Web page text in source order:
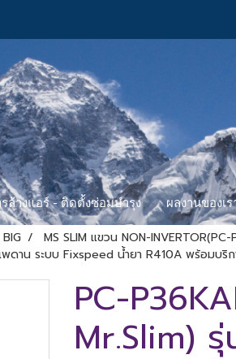
ล้างแอร์ - ติดตั้งซ่อมบำรุง ผลงานของเ
MS SLIM แขวน NON-
พดาน ระบบ Fixspeed น้ำยา R410A พร้อมบริ
PC-
Mr.Slim)